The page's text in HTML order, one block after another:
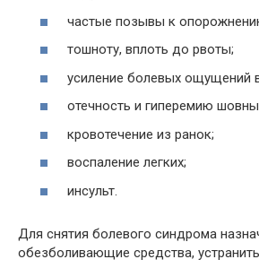
частые позывы к
тошноту, вплоть до рвоты;
усиление болевых ощущений
отечность и гиперемию
кровотечение из ранок;
воспаление легких;
инсульт.
Для снятия болевого синдрома
обезболивающие средства,